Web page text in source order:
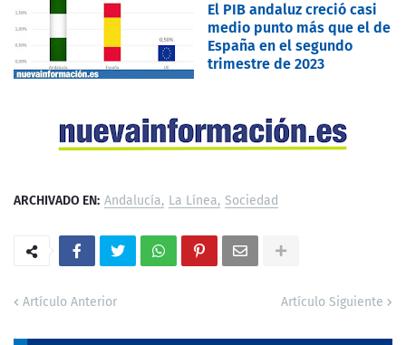
El PIB andaluz creció casi
medio punto más que el de
España en el segundo
trimestre de 2023
ARCHIVADO EN: Andalucía La Línea Sociedad
Artículo Anterior Artículo Siguiente